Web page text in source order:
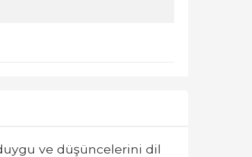
ve düşüncelerini dil